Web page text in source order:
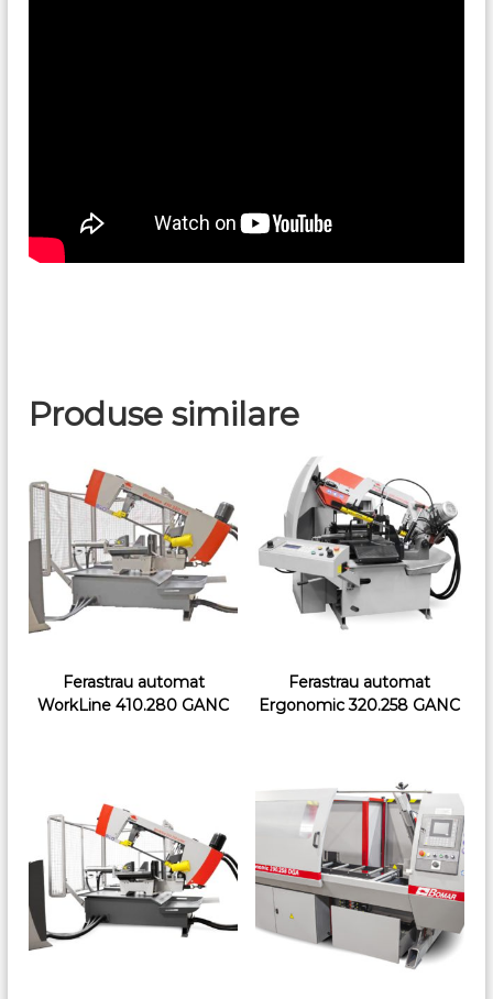
Produse similare
Ferastrau automat
WorkLine 410.280 GANC
Ferastrau automat
Ergonomic 320.258 GANC